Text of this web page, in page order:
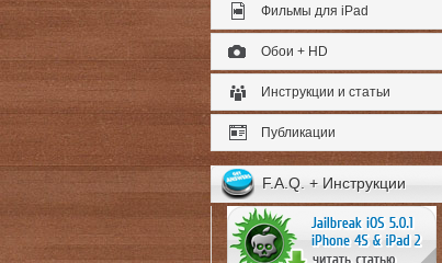
Фильмы для iPad
Обои + HD
Инструкции и статьи
Публикации
F.A.Q. + Инструкции